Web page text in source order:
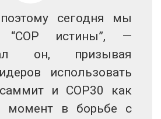
сегодня мы
“COP истины”, —
он, призывая
использовать
и COP30 как
момент в борьбе с